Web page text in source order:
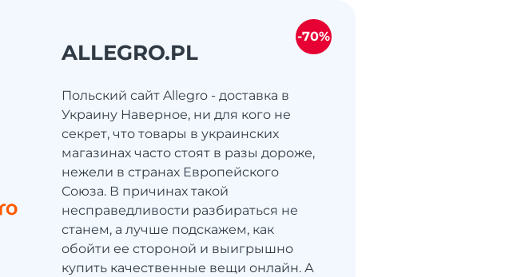
ALLEGRO.PL
Польский сайт Allegro - доставка в
Украину Наверное, ни для кого не
секрет, что товары в украинских
магазинах часто стоят в разы дороже,
нежели в странах Европейского
Союза. В причинах такой
несправедливости разбираться не
станем, а лучше подскажем, как
обойти ее стороной и выигрышно
купить качественные вещи онлайн. А
-70%